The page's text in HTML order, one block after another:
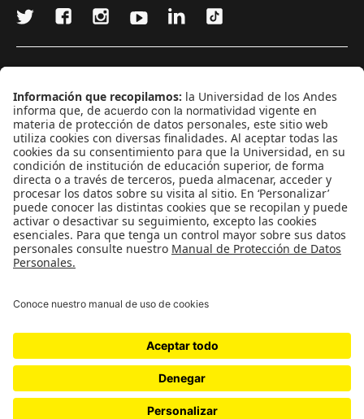
CONTÁCTANOS
cerosetenta@uniandes.edu.co
BOGOTÁ, COLOMBIA
NEWSLETTER